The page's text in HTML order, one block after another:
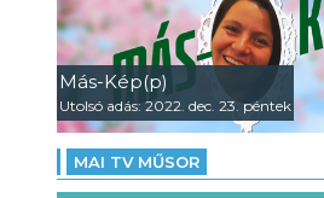
Más-Kép(p)
Utolsó adás: 2022. dec. 23. péntek
MAI TV MŰSOR